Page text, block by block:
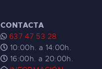
CONTACTA
637 47 53 28
10:00h. a 14:00h.
16:00h. a 20:00h.